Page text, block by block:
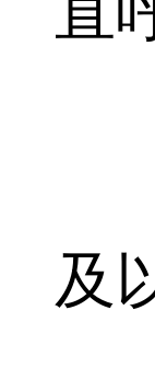
直
及